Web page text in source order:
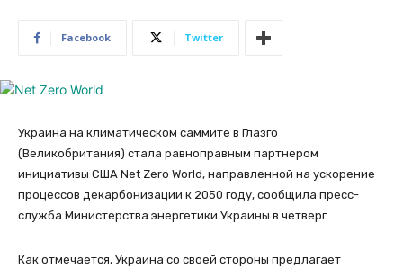
Facebook Twitter
Украина на климатическом саммите в Глазго
(Великобритания) стала равноправным партнером
инициативы США Net Zero World, направленной на ускорение
процессов декарбонизации к 2050 году, сообщила пресс-
служба Министерства энергетики Украины в четверг.
Как отмечается, Украина со своей стороны предлагает